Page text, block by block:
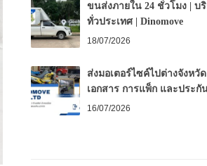
ขนส่งภายใน 24 ชั่วโมง | บ
ทั่วประเทศ | Dinomove
18/07/2026
ส่งมอเตอร์ไซค์ไปต่างจังหวั
เอกสาร การแพ็ก และประกั
16/07/2026